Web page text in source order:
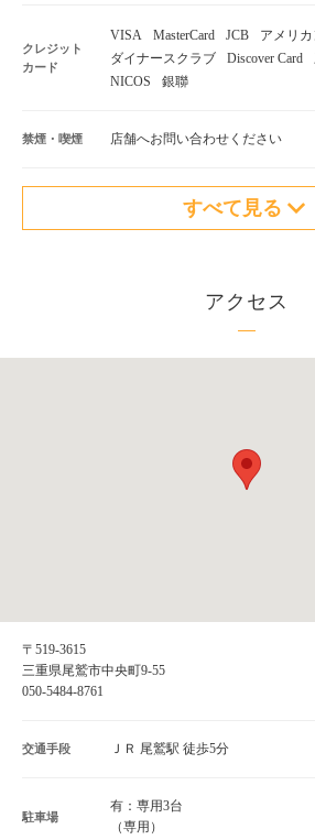
クレジット
カード
VISA MasterCard JCB
アメリ
ダイナースクラブ
Discover Card
NICOS
銀聯
禁煙・喫煙 店舗へお問い合わせください
すべて見る
アクセス
〒519-3615
三重県尾鷲市中央町9-55
050-5484-8761
交通手段 ＪＲ 尾鷲駅 徒歩5分
駐車場
有：専用3台
（専用）